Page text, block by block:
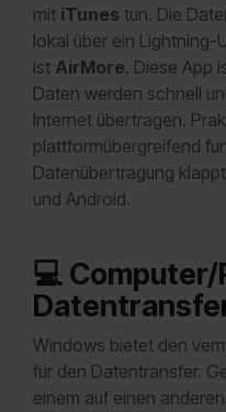
mit iTunes tun. Die
lokal über ein Lightning-
ist AirMore. Diese App
Daten werden schnell
Internet übertragen.
plattformübergreifend
Datenübertragung
und Android.
💻 Computer/
Windows bietet den
für den Datentransfer.
einem auf einen